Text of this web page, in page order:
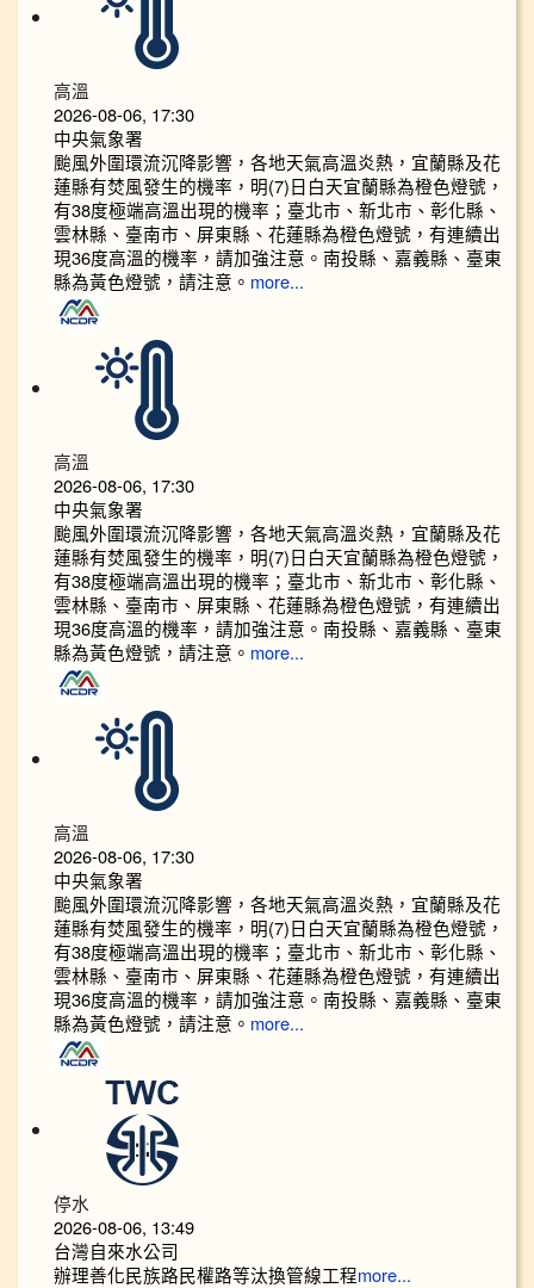
高溫
2026-08-06, 17:30
中央氣象署
颱風外圍環流沉降影響，各地天氣高溫炎熱，宜蘭縣及花
蓮縣有焚風發生的機率，明(7)日白天宜蘭縣為橙色燈號，
有38度極端高溫出現的機率；臺北市、新北市、彰化縣、
雲林縣、臺南市、屏東縣、花蓮縣為橙色燈號，有連續出
現36度高溫的機率，請加強注意。南投縣、嘉義縣、臺東
縣為黃色燈號，請注意。 more...
高溫
2026-08-06, 17:30
中央氣象署
颱風外圍環流沉降影響，各地天氣高溫炎熱，宜蘭縣及花
蓮縣有焚風發生的機率，明(7)日白天宜蘭縣為橙色燈號，
有38度極端高溫出現的機率；臺北市、新北市、彰化縣、
雲林縣、臺南市、屏東縣、花蓮縣為橙色燈號，有連續出
現36度高溫的機率，請加強注意。南投縣、嘉義縣、臺東
縣為黃色燈號，請注意。 more...
高溫
2026-08-06, 17:30
中央氣象署
颱風外圍環流沉降影響，各地天氣高溫炎熱，宜蘭縣及花
蓮縣有焚風發生的機率，明(7)日白天宜蘭縣為橙色燈號，
有38度極端高溫出現的機率；臺北市、新北市、彰化縣、
雲林縣、臺南市、屏東縣、花蓮縣為橙色燈號，有連續出
現36度高溫的機率，請加強注意。南投縣、嘉義縣、臺東
縣為黃色燈號，請注意。 more...
停水
2026-08-06, 13:49
台灣自來水公司
辦理善化民族路民權路等汰換管線工程more...